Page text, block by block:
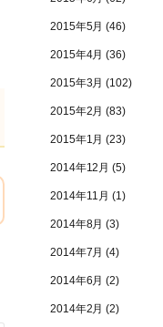
2015年5月 (46)
2015年4月 (36)
2015年3月 (102)
2015年2月 (83)
2015年1月 (23)
2014年12月 (5)
2014年11月 (1)
2014年8月 (3)
2014年7月 (4)
2014年6月 (2)
2014年2月 (2)